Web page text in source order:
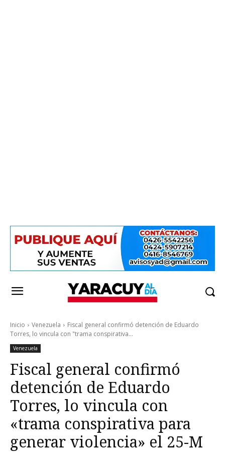
Inicio Venezuela
Fiscal general confirmó detención de Eduardo
Torres, lo vincula con "trama conspirativa...
Venezuela
Fiscal general confirmó
detención de Eduardo
Torres, lo vincula con
«trama conspirativa para
generar violencia» el 25-M